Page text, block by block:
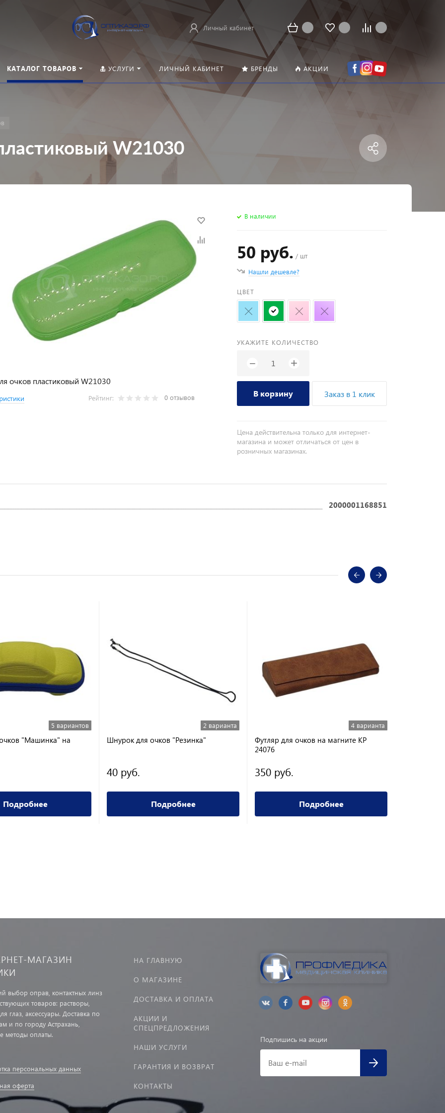
Личный кабинет
КАТАЛОГ ТОВАРОВ УСЛУГИ ЛИЧНЫЙ КАБИНЕТ БРЕНДЫ АКЦИИ
W21030
очков пластиковый W21030
Рейтинг: 0 отзывов
В наличии
50 руб. / шт
Нашли дешевле?
ЦВЕТ
УКАЖИТЕ КОЛИЧЕСТВО
− +
В корзину Заказ в 1 клик
Цена действительна только для интернет-
магазина и может отличаться от цен в
розничных магазинах.
2000001168851
5 вариантов
"Машинка" на
Подробнее
2 варианта
Шнурок для очков "Резинка"
40 руб.
Подробнее
4 варианта
Футляр для очков на магните KP
24076
350 руб.
Подробнее
МАГАЗИН
выбор оправ, контактных линз
товаров: растворы,
глаз, аксессуары. Доставка по
и по городу Астрахань,
методы оплаты.
персональных данных
оферта
НА ГЛАВНУЮ
О МАГАЗИНЕ
ДОСТАВКА И ОПЛАТА
АКЦИИ И
СПЕЦПРЕДЛОЖЕНИЯ
НАШИ УСЛУГИ
ГАРАНТИЯ И ВОЗВРАТ
КОНТАКТЫ
Подпишись на акции
Ваш e-mail